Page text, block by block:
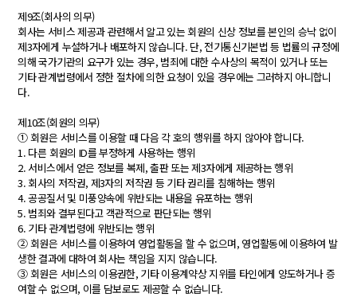
제9조(회사의 의무)
회사는 서비스 제공과 관련해서 알고 있는 회원의 신상 정보를 본인의 승낙 없이
제3자에게 누설하거나 배포하지 않습니다. 단, 전기통신기본법 등 법률의 규정에
의해 국가기관의 요구가 있는 경우, 범죄에 대한 수사상의 목적이 있거나 또는
기타 관계법령에서 정한 절차에 의한 요청이 있을 경우에는 그러하지 아니합니
다.
제10조(회원의 의무)
① 회원은 서비스를 이용할 때 다음 각 호의 행위를 하지 않아야 합니다.
1. 다른 회원의 ID를 부정하게 사용하는 행위
2. 서비스에서 얻은 정보를 복제, 출판 또는 제3자에게 제공하는 행위
3. 회사의 저작권, 제3자의 저작권 등 기타 권리를 침해하는 행위
4. 공공질서 및 미풍양속에 위반되는 내용을 유포하는 행위
5. 범죄와 결부된다고 객관적으로 판단되는 행위
6. 기타 관계법령에 위반되는 행위
② 회원은 서비스를 이용하여 영업활동을 할 수 없으며, 영업활동에 이용하여 발
생한 결과에 대하여 회사는 책임을 지지 않습니다.
③ 회원은 서비스의 이용권한, 기타 이용계약상 지위를 타인에게 양도하거나 증
여할 수 없으며, 이를 담보로도 제공할 수 없습니다.